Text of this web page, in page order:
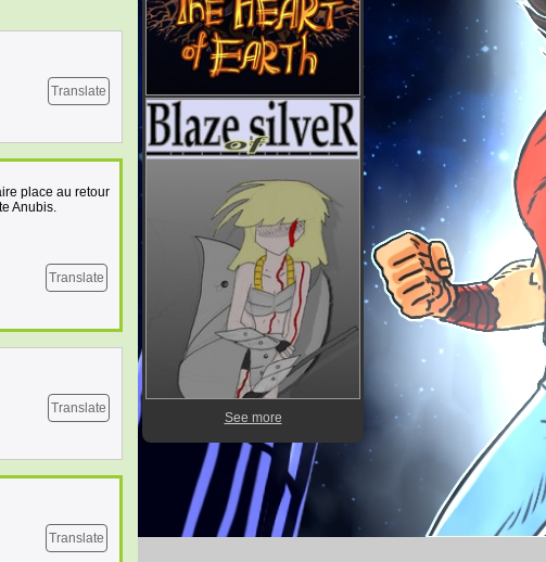
Translate
place au retour
Anubis.
Translate
Translate
Translate
See more